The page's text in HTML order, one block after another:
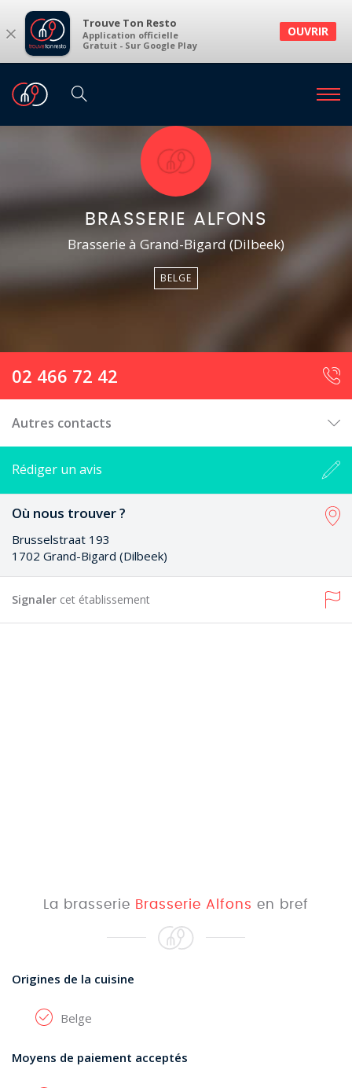
× Trouve Ton Resto
Application officielle
Gratuit - Sur Google Play
OUVRIR
BRASSERIE ALFONS
Brasserie à Grand-Bigard (Dilbeek)
BELGE
02 466 72 42
Autres contacts
Rédiger un avis
Où nous trouver ?
Brusselstraat 193
1702 Grand-Bigard (Dilbeek)
Signaler cet établissement
La brasserie Brasserie Alfons en bref
Origines de la cuisine
Belge
Moyens de paiement acceptés